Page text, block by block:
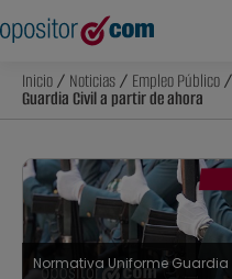
Inicio/ Noticias/ Empleo Público/
Guardia Civil a partir de ahora
Normativa Uniforme Guardia